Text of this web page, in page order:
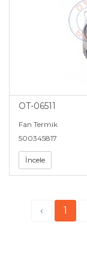
OT-06511
Fan Termik
500345817
İncele
‹ 1